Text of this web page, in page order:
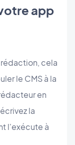
app
cela
le CMS à la
en
la
l'exécute à